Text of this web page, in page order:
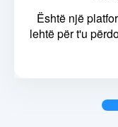
Është një
lehtë për t'u